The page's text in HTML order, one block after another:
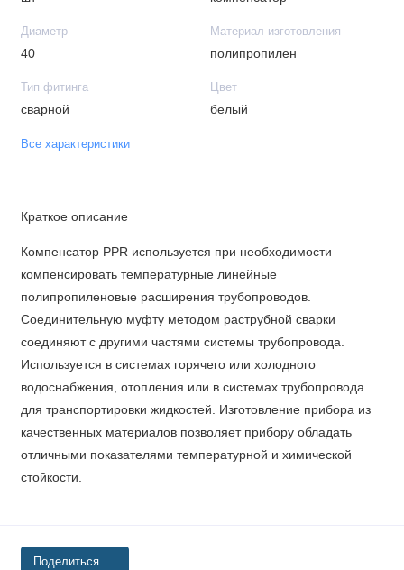
Диаметр
40
Материал изготовления
полипропилен
Тип фитинга
сварной
Цвет
белый
Все характеристики
Краткое описание
Компенсатор PPR используется при необходимости
компенсировать температурные линейные
полипропиленовые расширения трубопроводов.
Соединительную муфту методом раструбной сварки
соединяют с другими частями системы трубопровода.
Используется в системах горячего или холодного
водоснабжения, отопления или в системах трубопровода
для транспортировки жидкостей. Изготовление прибора из
качественных материалов позволяет прибору обладать
отличными показателями температурной и химической
стойкости.
Поделиться